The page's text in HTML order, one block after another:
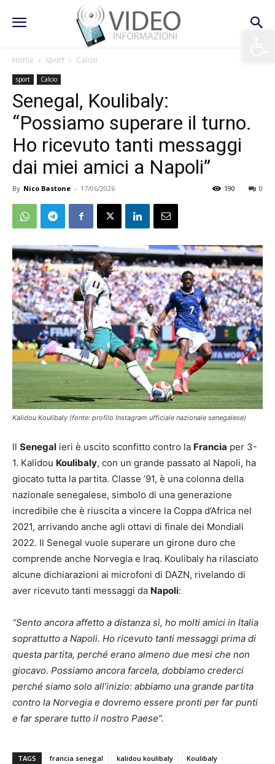
Home sport Calcio
sport Calcio
Senegal, Koulibaly:
“Possiamo superare il turno.
Ho ricevuto tanti messaggi
dai miei amici a Napoli”
By Nico Bastone - 17/06/2026 0
190
Kalidou Koulibaly (fonte: profilo Instagram ufficiale nazionale senegalese)
Il Senegal ieri è uscito sconfitto contro la Francia per 3-
1. Kalidou Koulibaly, con un grande passato al Napoli, ha
giocato tutta la partita. Classe ’91, è una colonna della
nazionale senegalese, simbolo di una generazione
incredibile che è riuscita a vincere la Coppa d’Africa nel
2021, arrivando anche agli ottavi di finale dei Mondiali
2022. Il Senegal vuole superare un girone duro che
comprende anche Norvegia e Iraq. Koulibaly ha rilasciato
alcune dichiarazioni ai microfoni di DAZN, rivelando di
aver ricevuto tanti messaggi da Napoli:
“Sento ancora affetto a distanza sì, ho molti amici in Italia
soprattutto a Napoli. Ho ricevuto tanti messaggi prima di
questa partita, perché erano almeno due mesi che non
giocavo. Possiamo ancora farcela, dobbiamo crederci
perché siamo solo all’inizio: abbiamo una grande partita
contro la Norvegia e dovremo essere pronti per far punti
e far sperare tutto il nostro Paese”.
TAGS francia senegal kalidou koulibaly
Koulibaly